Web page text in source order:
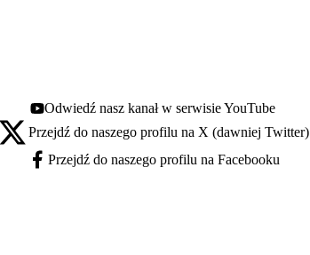
Youtube - otwiera się w nowej karcie
Odwiedź nasz kanał w serwisie YouTube
X - otwiera się w nowej karcie
Przejdź do naszego profilu na X (dawniej Twitter)
Facebook - otwiera się w nowej karcie
Przejdź do naszego profilu na Facebooku